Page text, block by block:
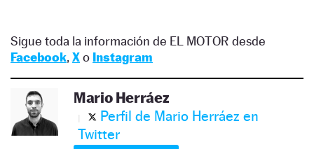
Sigue toda la información de EL MOTOR desde
Facebook, Xo Instagram
Mario Herráez
Perfil de Mario Herráez en
Twitter